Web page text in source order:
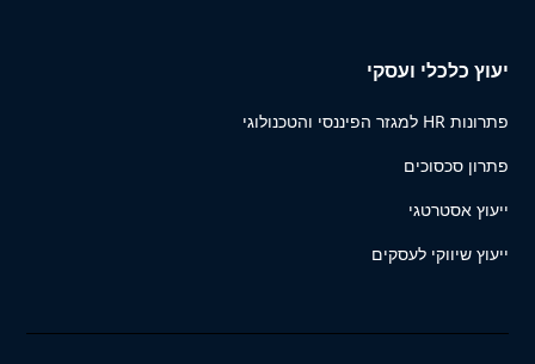
יעוץ כלכלי ועסקי
פתרונות HR למגזר הפיננסי והטכנולוגי
פתרון סכסוכים
ייעוץ אסטרטגי
ייעוץ שיווקי לעסקים